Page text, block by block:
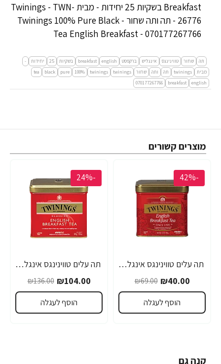
Breakfast בשקיות 25 יחידות - מבית Twinings - TWN-
26776 - תה ותה שחור - Twinings 100% Pure Black
Tea English Breakfast - 070177267766
תה שחור טווינינגס אינגליש ברקפסט english
breakfast בשקיות 25 יחידות
-
מבית
twinings תה ותה שחור twinings
twinings
100%
pure
black
tea
english
breakfast
070177267766
מוצרים קשורים
-42%
תה עלים טווינינגס אינגליש ברקפסט English Breakfast בפחית 100 גרם - מבית Twinings
₪40.00
₪69.00
הוסף לעגלה
-24%
תה עלים טווינינגס אינגליש ברקפסט English Breakfast בפחית 200 גרם - מבית Twinings
₪104.00
₪136.00
הוסף לעגלה
קנה גם